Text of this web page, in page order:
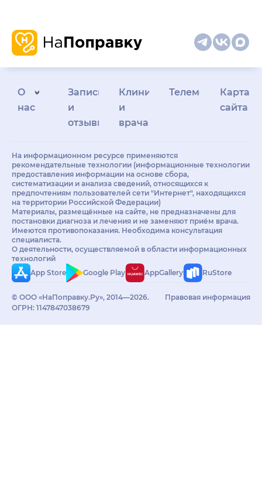
О
нас
Запись
и
отзывы
Клиникам
и
врачам
Телемедицина
Карта
сайта
На информационном ресурсе применяются
рекомендательные технологии (информационные технологии
предоставления информации на основе сбора,
систематизации и анализа сведений, относящихся к
предпочтениям пользователей сети "Интернет", находящихся
на территории Российской Федерации)
Материалы, размещённые на сайте, не предназначены для
постановки диагноза и лечения и не заменяют приём врача.
Имеются противопоказания. Необходима консультация
специалиста.
О деятельности, осуществляемой в области информационных
технологий
App Store
Google Play AppGallery RuStore
© ООО «НаПоправку.Ру», 2014—2026.
ОГРН: 1147847038679
Правовая информация